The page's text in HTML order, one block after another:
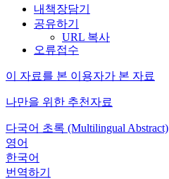
내책장담기
공유하기
URL 복사
오류접수
이 자료를 본 이용자가 본 자료
나만을 위한 추천자료
다국어 초록 (Multilingual Abstract)
영어
한국어
번역하기